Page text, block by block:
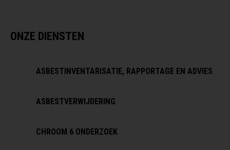
ONZE DIENSTEN
ASBESTINVENTARISATIE, RAPPORTAGE EN ADVIES
ASBESTVERWIJDERING
CHROOM 6 ONDERZOEK